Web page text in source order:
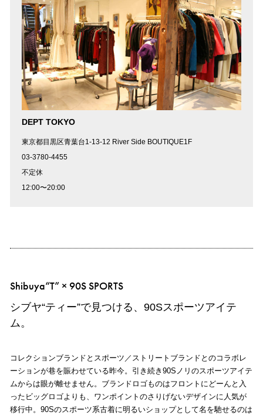
DEPT TOKYO
東京都目黒区青葉台1-13-12 River Side BOUTIQUE1F
03-3780-4455
不定休
12:00〜20:00
Shibuya“T” × 90S SPORTS
シブヤ“ティー”で見つける、90Sスポーツアイテ
ム。
コレクションブランドとスポーツ／ストリートブランドとのコラボレ
ーションが巷を賑わせている昨今。引き続き90Sノリのスポーツアイテ
ムからは眼が離せません。ブランドロゴものはフロントにどーんと入
ったビッグロゴよりも、ワンポイントのさりげないデザインに人気が
移行中。90Sのスポーツ系古着に明るいショップとして名を馳せるのは